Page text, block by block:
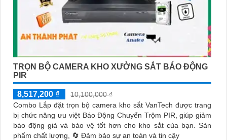
TRỌN BỘ CAMERA KHO XƯỞNG SẮT BÁO ĐỘNG
PIR
8,517,200 ₫
10,100,000 ₫
Combo Lắp đặt trọn bộ camera kho sắt VanTech được trang
bị chức năng ưu việt Báo Động Chuyển Trộm PIR, giúp giảm
báo động giả và bảo vệ tốt hơn cho kho sắt của bạn. Sản
phẩm chất lượng, 🔄 Đảm bảo sự an toàn và tin cậy